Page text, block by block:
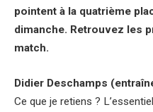
pointent à la quatrième
dimanche. Retrouvez les
match.
Didier Deschamps
Ce que je retiens ?